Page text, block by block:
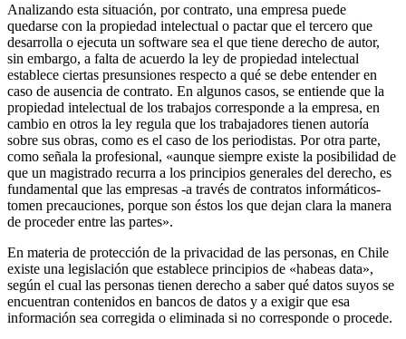
Analizando esta situación, por contrato, una empresa puede
quedarse con la propiedad intelectual o pactar que el tercero que
desarrolla o ejecuta un software sea el que tiene derecho de autor,
sin embargo, a falta de acuerdo la ley de propiedad intelectual
establece ciertas presunsiones respecto a qué se debe entender en
caso de ausencia de contrato. En algunos casos, se entiende que la
propiedad intelectual de los trabajos corresponde a la empresa, en
cambio en otros la ley regula que los trabajadores tienen autoría
sobre sus obras, como es el caso de los periodistas. Por otra parte,
como señala la profesional, «aunque siempre existe la posibilidad de
que un magistrado recurra a los principios generales del derecho, es
fundamental que las empresas -a través de contratos informáticos-
tomen precauciones, porque son éstos los que dejan clara la manera
de proceder entre las partes».
En materia de protección de la privacidad de las personas, en Chile
existe una legislación que establece principios de «habeas data»,
según el cual las personas tienen derecho a saber qué datos suyos se
encuentran contenidos en bancos de datos y a exigir que esa
información sea corregida o eliminada si no corresponde o procede.